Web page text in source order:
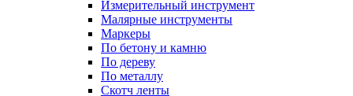
Измерительный инструмент
Малярные инструменты
Маркеры
По бетону и камню
По дереву
По металлу
Скотч ленты